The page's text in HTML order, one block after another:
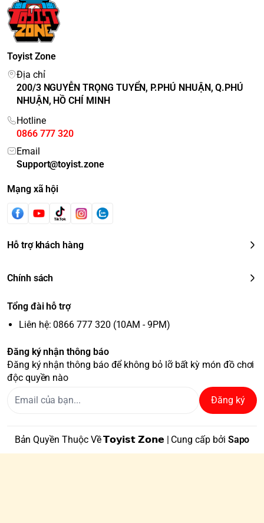
Toyist Zone
Địa chỉ
200/3 NGUYỄN TRỌNG TUYỂN, P.PHÚ NHUẬN, Q.PHÚ
NHUẬN, HỒ CHÍ MINH
Hotline
0866 777 320
Email
Support@toyist.zone
Mạng xã hội
Hỗ trợ khách hàng
Chính sách
Tổng đài hỗ trợ
Liên hệ: 0866 777 320 (10AM - 9PM)
Đăng ký nhận thông báo
Đăng ký nhận thông báo để không bỏ lỡ bất kỳ món đồ chơi
độc quyền nào
Đăng ký
Bản Quyền Thuộc Về 𝗧𝗼𝘆𝗶𝘀𝘁 𝗭𝗼𝗻𝗲 | Cung cấp bởi Sapo